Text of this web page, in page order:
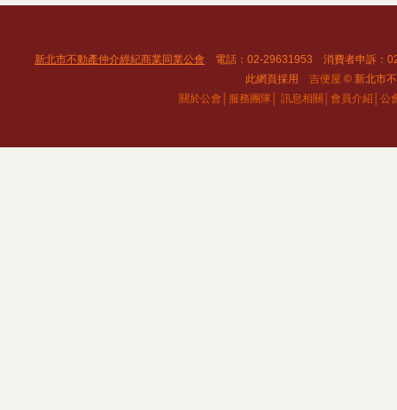
新北市不動產仲介經紀商業同業公會 電話：02-29631953 消費者申訴：
此網頁採用 吉便屋 © 新北市
關於公會│ 服務團隊│ 訊息相關│ 會員介紹│ 公